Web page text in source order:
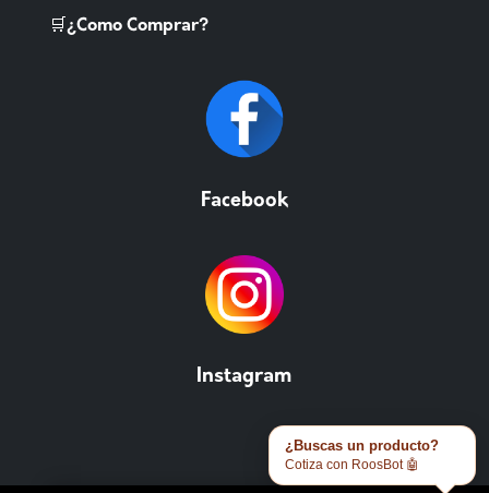
🛒¿Como Comprar?
Facebook
Instagram
¿Buscas un producto?
Cotiza con RoosBot 🤖